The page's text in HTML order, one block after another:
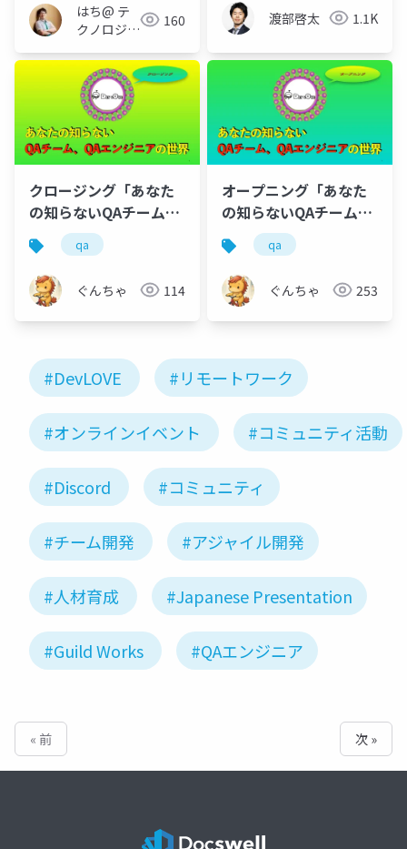
はち@ テ
クノロジー
「Newbee」
160 渡部啓太 1.1K
クロージング「あなた
の知らないQAチーム、
QAエンジニアの世界」
qa
ぐんちゃ 114
オープニング「あなた
の知らないQAチーム、
QAエンジニアの世界」
qa
ぐんちゃ 253
#DevLOVE #リモートワーク
#オンラインイベント #コミュニティ活動
#Discord #コミュニティ
#チーム開発 #アジャイル開発
#人材育成 #Japanese Presentation
#Guild Works #QAエンジニア
« 前 次 »